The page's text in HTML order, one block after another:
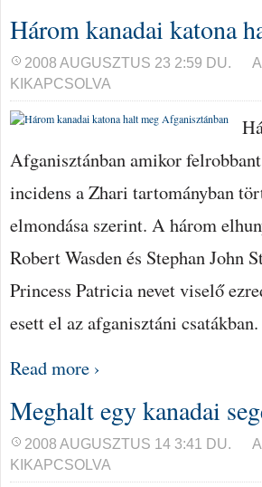
Három kanadai katona
2008 AUGUSZTUS 23 2:59 DU.
KIKAPCSOLVA
Afganisztánban amikor
incidens a Zhari tartományban
elmondása szerint. A három
Robert Wasden és Stephan John
Princess Patricia nevet viselő
esett el az afganisztáni
Read more ›
Meghalt egy kanadai
2008 AUGUSZTUS 14 3:41 DU.
KIKAPCSOLVA